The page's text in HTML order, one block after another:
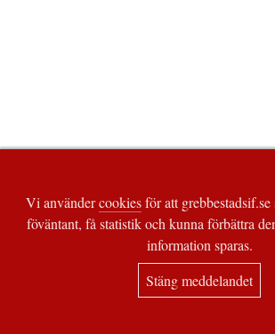
Vi användercookiesför att
föväntant, få statistik och kunna förbättra
information sparas.
Stäng meddelandet